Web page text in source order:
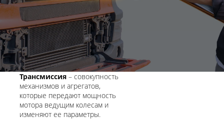
Трансмиссия – совокупность
механизмов и агрегатов,
которые передают мощность
мотора ведущим колесам и
изменяют ее параметры.